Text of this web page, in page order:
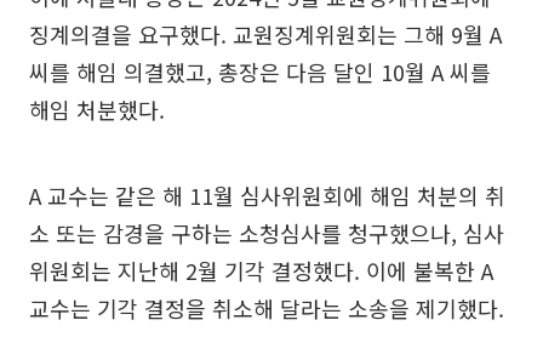
징계의결을 요구했다. 교원징계위원회는 그해 9월 A
씨를 해임 의결했고, 총장은 다음 달인 10월 A 씨를
해임 처분했다.
A 교수는 같은 해 11월 심사위원회에 해임 처분의 취
소 또는 감경을 구하는 소청심사를 청구했으나, 심사
위원회는 지난해 2월 기각 결정했다. 이에 불복한 A
교수는 기각 결정을 취소해 달라는 소송을 제기했다.